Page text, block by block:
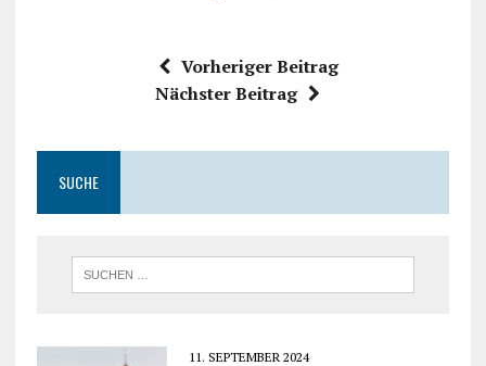
Vorheriger Beitrag
Nächster Beitrag
SUCHE
11. SEPTEMBER 2024